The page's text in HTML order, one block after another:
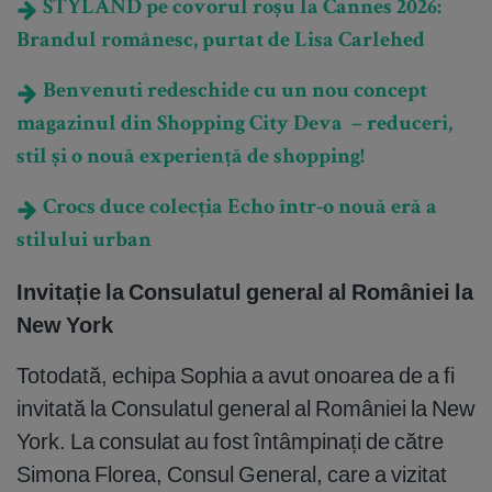
STYLAND pe covorul roșu la Cannes 2026:
Brandul românesc, purtat de Lisa Carlehed
Benvenuti redeschide cu un nou concept
magazinul din Shopping City Deva – reduceri,
stil și o nouă experiență de shopping!
Crocs duce colecția Echo într-o nouă eră a
stilului urban
Invitație la Consulatul general al României la
New York
Totodată, echipa Sophia a avut onoarea de a fi
invitată la Consulatul general al României la New
York. La consulat au fost întâmpinați de către
Simona Florea, Consul General, care a vizitat